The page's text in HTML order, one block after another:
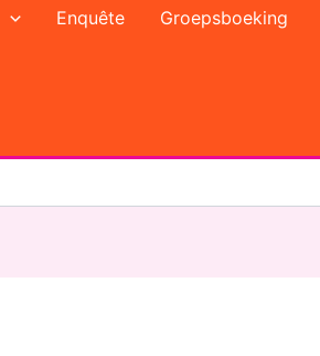
Enquête Groepsboeking